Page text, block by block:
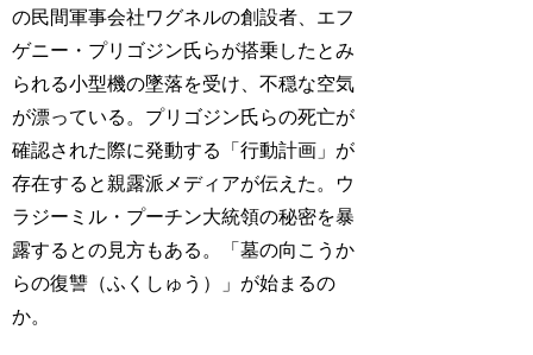
の民間軍事会社ワグネルの創設者、エフ
ゲニー・プリゴジン氏らが搭乗したとみ
られる小型機の墜落を受け、不穏な空気
が漂っている。プリゴジン氏らの死亡が
確認された際に発動する「行動計画」が
存在すると親露派メディアが伝えた。ウ
ラジーミル・プーチン大統領の秘密を暴
露するとの見方もある。「墓の向こうか
らの復讐（ふくしゅう）」が始まるの
か。